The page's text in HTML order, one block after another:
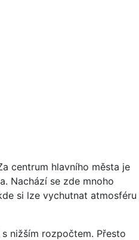
centrum hlavního města je
Nachází se zde mnoho
si lze vychutnat atmosféru
nižším rozpočtem. Přesto